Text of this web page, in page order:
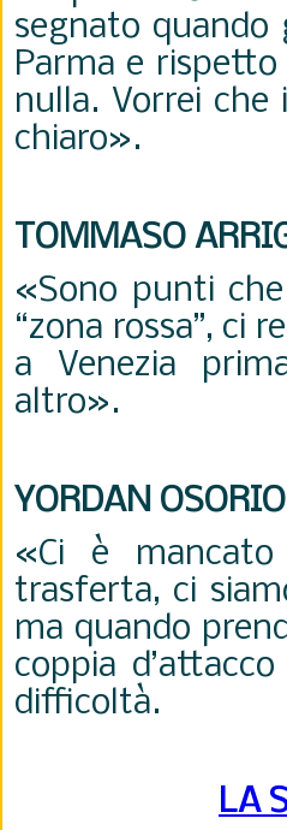
segnato quando
Parma e
nulla. Vorrei che
chiaro».
TOMMASO
«Sono punti
“zona rossa”, ci
a Venezia
altro».
YORDAN
«Ci è
trasferta, ci
ma quando
coppia
difficoltà.
LA